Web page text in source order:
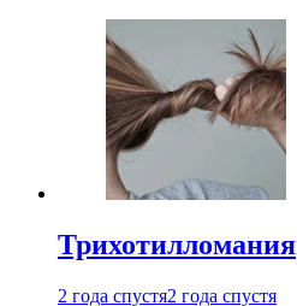
Трихотилломания
2 года спустя2 года спустя